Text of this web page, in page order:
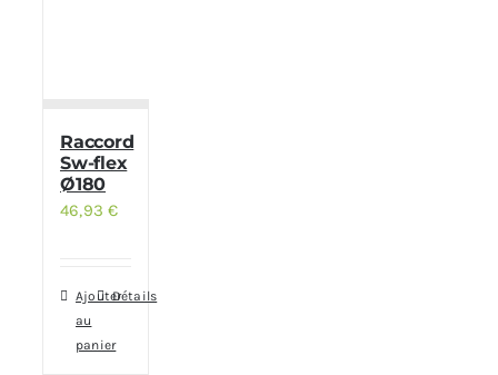
Raccord
Sw-flex
Ø180
46,93€
Ajouter
au
panier
Détails